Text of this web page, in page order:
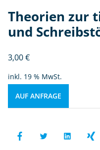
Theorien zur
und
3,00€
inkl. 19 % MwSt.
AUF ANFRAGE